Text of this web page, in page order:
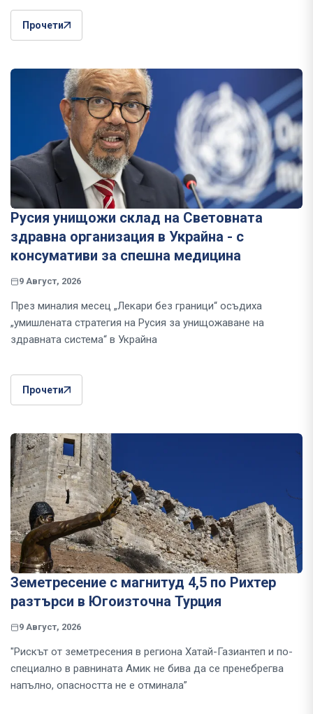
Прочети
Русия унищожи склад на Световната
здравна организация в Украйна - с
консумативи за спешна медицина
9 Август, 2026
През миналия месец „Лекари без граници“ осъдиха
„умишлената стратегия на Русия за унищожаване на
здравната система“ в Украйна
Прочети
Земетресение с магнитуд 4,5 по Рихтер
разтърси в Югоизточна Турция
9 Август, 2026
"Рискът от земетресения в региона Хатай-Газиантеп и по-
специално в равнината Амик не бива да се пренебрегва
напълно, опасността не е отминала”